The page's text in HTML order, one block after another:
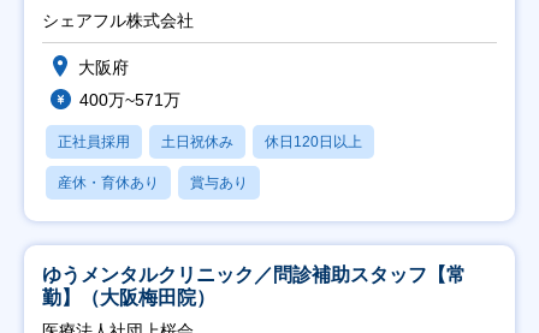
シェアフル株式会社
大阪府
400万~571万
正社員採用 土日祝休み 休日120日以上
産休・育休あり 賞与あり
ゆうメンタルクリニック／問診補助スタッフ【常
勤】（大阪梅田院）